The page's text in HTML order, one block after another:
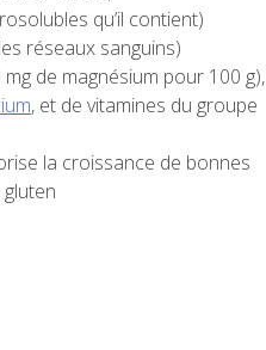
qu’il contient)
réseaux sanguins)
de magnésium pour 100 g),
, et de vitamines du groupe
la croissance de bonnes